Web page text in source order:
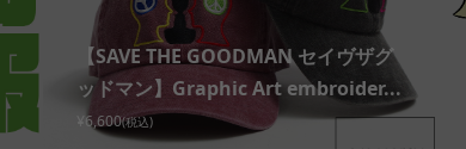
【SAVE THE GOODMAN セイヴザグ
ッドマン】Graphic Art embroider...
¥6,600(税込)